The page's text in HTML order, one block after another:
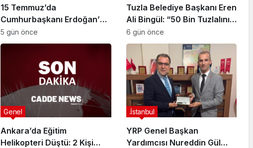
15 Temmuz’da
Cumhurbaşkanı Erdoğan’a
Suikast Girişiminde Bulunan
FETÖ Firarisi B.K.
Yakalandı
5 gün önce
Tuzla Belediye Başkanı Eren
Ali Bingül: “50 Bin Tuzlalının
Evi Yıkılma Riskiyle Karşı
Karşıya”
6 gün önce
Ankara’da Eğitim
Helikopteri Düştü: 2 Kişi
Genel
YRP Genel Başkan
Yardımcısı Nureddin Gül
.İstanbul